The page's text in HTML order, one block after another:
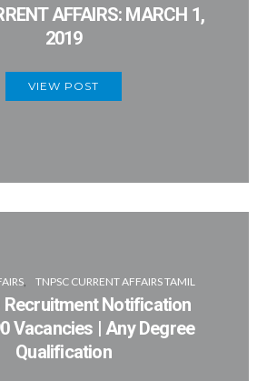
AFFAIRS: MARCH 1,
2019
VIEW POST
TNPSC CURRENT AFFAIRS TAMIL
Recruitment Notification
Vacancies | Any Degree
Qualification